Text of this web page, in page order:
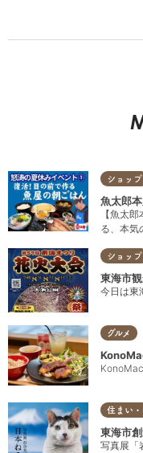
ショップ
魚太郎
【魚太
る、本気
ショップ
東海市
今日は東
グルメ
住まい・
東海市
写真展「